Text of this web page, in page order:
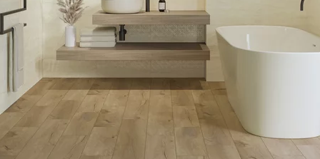
Silence beige ściana
rekt. dekor mat
59,8 X 29,8 CM